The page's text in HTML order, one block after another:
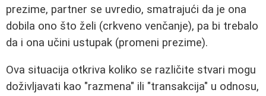
prezime, partner se uvredio, smatrajući da je ona
dobila ono što želi (crkveno venčanje), pa bi trebalo
da i ona učini ustupak (promeni prezime).
Ova situacija otkriva koliko se različite stvari mogu
doživljavati kao "razmena" ili "transakcija" u odnosu,